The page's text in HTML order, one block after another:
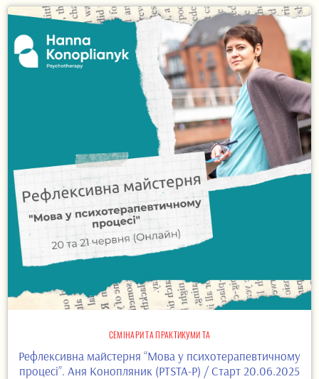
СЕМІНАРИ ТА ПРАКТИКУМИ ТА
Рефлексивна майстерня “Мова у психотерапевтичному
процесі”. Аня Конопляник (PTSTA-P) / Старт 20.06.2025